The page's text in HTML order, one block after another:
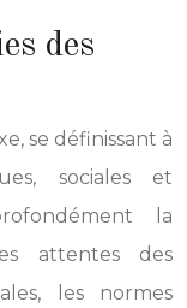
des
se définissant à
sociales et
la
attentes des
les normes